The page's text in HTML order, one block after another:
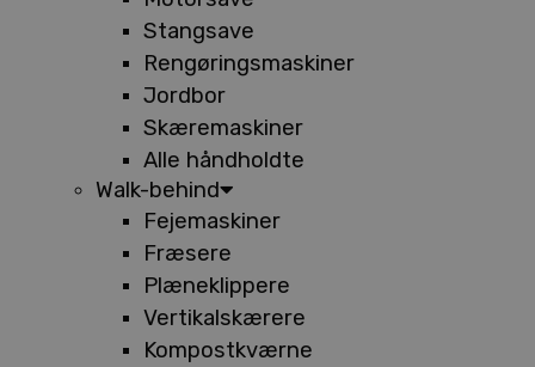
Stangsave
Rengøringsmaskiner
Jordbor
Skæremaskiner
Alle håndholdte
Walk-behind
Fejemaskiner
Fræsere
Plæneklippere
Vertikalskærere
Kompostkværne